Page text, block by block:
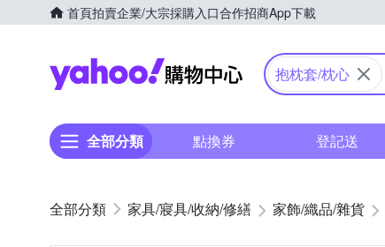
首頁拍賣企業/大宗採購入口合作招商App下載
Yahoo購物中心
抱枕套/枕心
全部分類 點換券 登記送
家具/寢具/收納/修繕 家飾/織品/雜貨